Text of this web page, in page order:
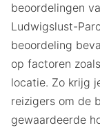
beoordelingen
Ludwigslust-
beoordeling
op factoren
locatie. Zo krijg
reizigers om de
gewaardeerde